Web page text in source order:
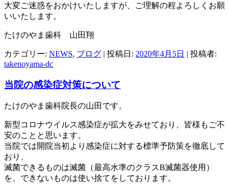
大変ご迷惑をおかけいたしますが、ご理解の程よろしくお願
いいたします。
たけのやま歯科 山田翔
カテゴリー: NEWS, ブログ | 投稿日: 2020年4月5日 | 投稿者:
takenoyama-dc
当院の感染症対策について
たけのやま歯科院長の山田です。
新型コロナウイルス感染症が拡大をみせており、皆様もご不
安のことと思います。
当院では開院当初より感染症に対する標準予防策を徹底して
おり、
滅菌できるものは滅菌（最高水準のクラスB滅菌器使用）
を、できないものは使い捨てをしております。